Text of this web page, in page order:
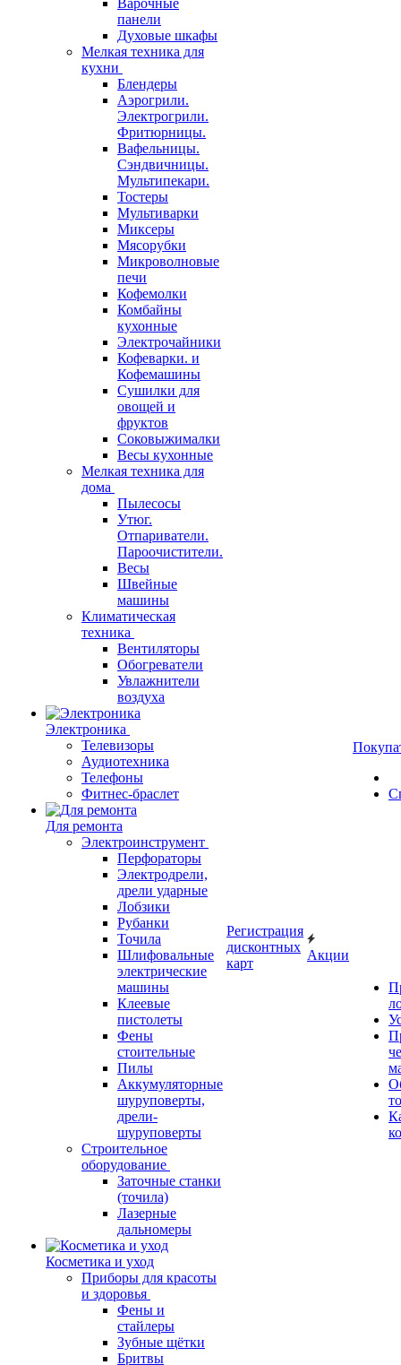
Варочные
панели
Духовые шкафы
Мелкая техника для
кухни
Блендеры
Аэрогрили.
Электрогрили.
Фритюрницы.
Вафельницы.
Сэндвичницы.
Мультипекари.
Тостеры
Мультиварки
Миксеры
Мясорубки
Микроволновые
печи
Кофемолки
Комбайны
кухонные
Электрочайники
Кофеварки. и
Кофемашины
Сушилки для
овощей и
фруктов
Соковыжималки
Весы кухонные
Мелкая техника для
дома
Пылесосы
Утюг.
Отпариватели.
Пароочистители.
Весы
Швейные
машины
Климатическая
техника
Вентиляторы
Обогреватели
Увлажнители
воздуха
Электроника
Телевизоры
Аудиотехника
Телефоны
Фитнес-браслет
Для ремонта
Электроинструмент
Перфораторы
Электродрели,
дрели ударные
Лобзики
Рубанки
Точила
Шлифовальные
электрические
машины
Клеевые
пистолеты
Фены
стоительные
Пилы
Аккумуляторные
шуруповерты,
дрели-
шуруповерты
Строительное
оборудование
Заточные станки
(точила)
Лазерные
дальномеры
Косметика и уход
Приборы для красоты
и здоровья
Фены и
стайлеры
Зубные щётки
Бритвы
Регистрация
дисконтных
карт
Акции